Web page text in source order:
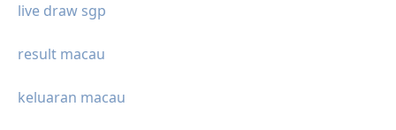
live draw sgp
result macau
keluaran macau